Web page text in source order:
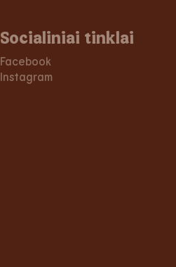
Socialiniai tinklai
Facebook
Instagram